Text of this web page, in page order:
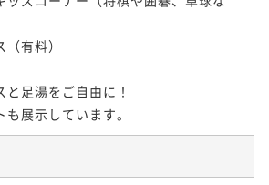
有料）
と足湯をご自由に！